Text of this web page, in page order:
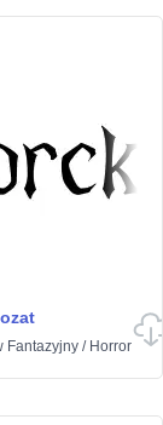
Fantazyjny / Horror